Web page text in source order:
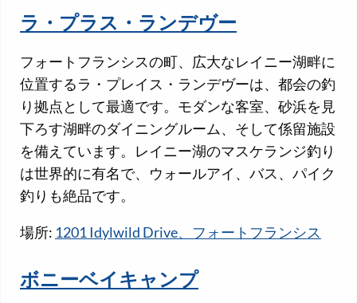
ラ・プラス・ランデヴー
フォートフランシスの町、広大なレイニー湖畔に
位置するラ・プレイス・ランデヴーは、都会の釣
り拠点として最適です。モダンな客室、砂浜を見
下ろす湖畔のダイニングルーム、そして係留施設
を備えています。レイニー湖のマスケランジ釣り
は世界的に有名で、ウォールアイ、バス、パイク
釣りも絶品です。
場所: 1201 Idylwild Drive、フォートフランシス
ボニーベイキャンプ